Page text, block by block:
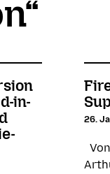
in-
26.